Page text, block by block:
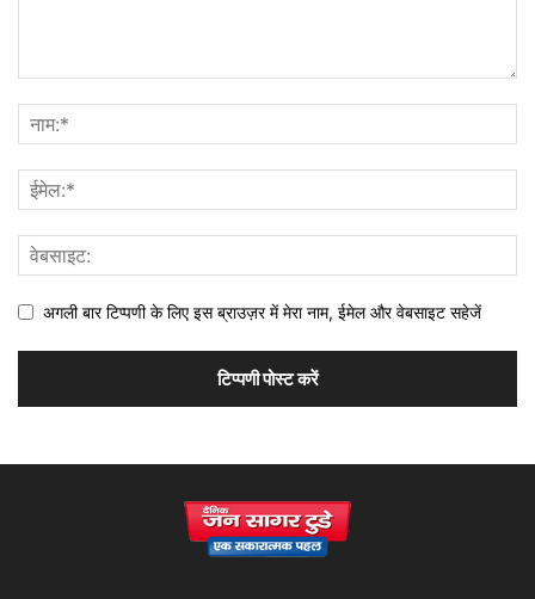
अगली बार टिप्पणी के लिए इस ब्राउज़र में मेरा नाम, ईमेल और वेबसाइट सहेजें